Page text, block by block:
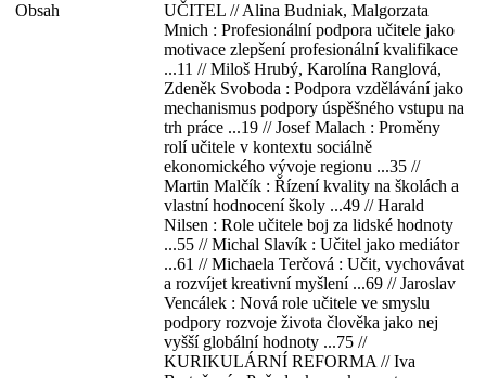
Obsah
UČITEL // Alina Budniak, Malgorzata
Mnich : Profesionální podpora učitele jako
motivace zlepšení profesionální kvalifikace
...11 // Miloš Hrubý, Karolína Ranglová,
Zdeněk Svoboda : Podpora vzdělávání jako
mechanismus podpory úspěšného vstupu na
trh práce ...19 // Josef Malach : Proměny
rolí učitele v kontextu sociálně
ekonomického vývoje regionu ...35 //
Martin Malčík : Řízení kvality na školách a
vlastní hodnocení školy ...49 // Harald
Nilsen : Role učitele boj za lidské hodnoty
...55 // Michal Slavík : Učitel jako mediátor
...61 // Michaela Terčová : Učit, vychovávat
a rozvíjet kreativní myšlení ...69 // Jaroslav
Vencálek : Nová role učitele ve smyslu
podpory rozvoje života člověka jako nej
vyšší globální hodnoty ...75 //
KURIKULÁRNÍ REFORMA // Iva